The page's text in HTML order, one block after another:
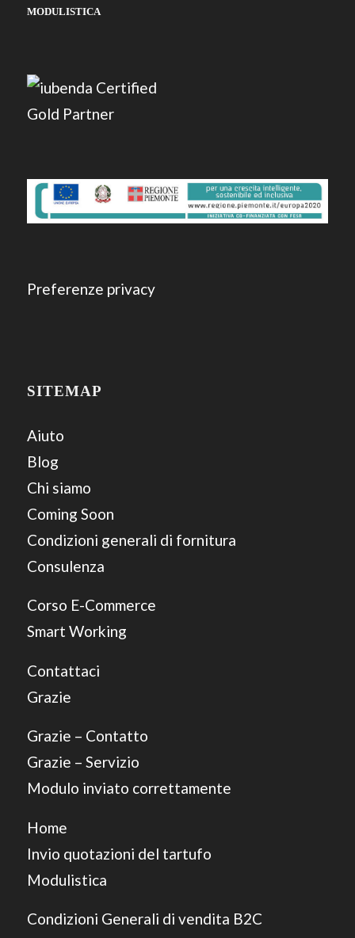
MODULISTICA
Preferenze privacy
SITEMAP
Aiuto
Blog
Chi siamo
Coming Soon
Condizioni generali di fornitura
Consulenza
Corso E-Commerce
Smart Working
Contattaci
Grazie
Grazie – Contatto
Grazie – Servizio
Modulo inviato correttamente
Home
Invio quotazioni del tartufo
Modulistica
Condizioni Generali di vendita B2C